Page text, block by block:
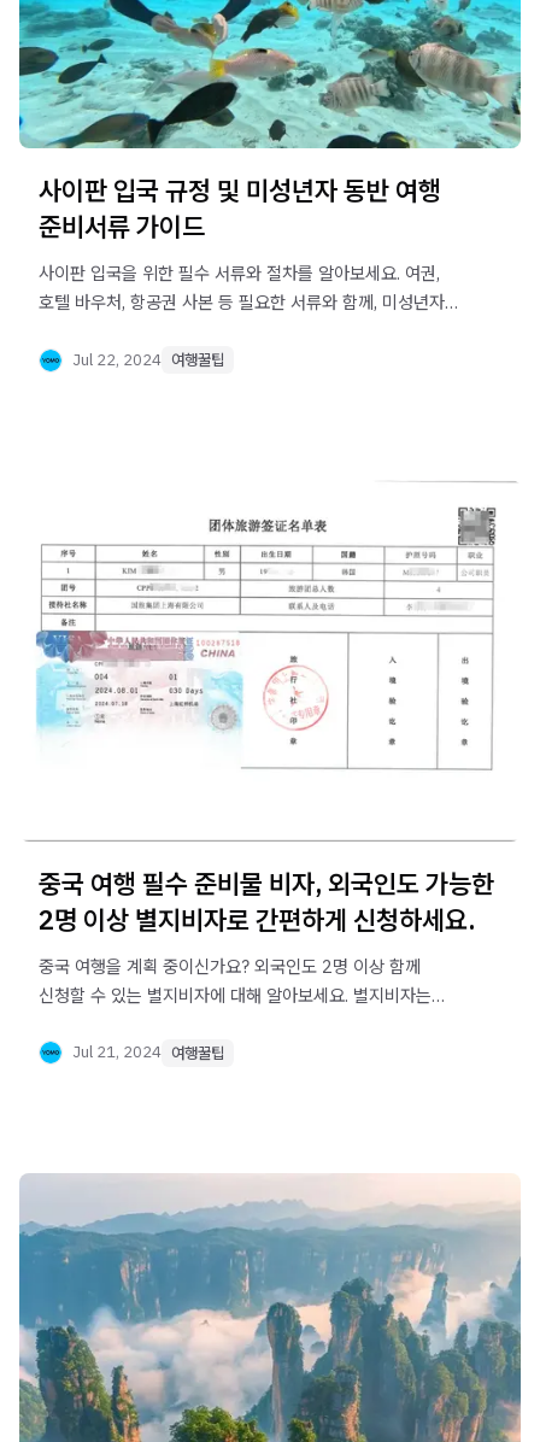
사이판 입국 규정 및 미성년자 동반 여행
준비서류 가이드
사이판 입국을 위한 필수 서류와 절차를 알아보세요. 여권,
호텔 바우처, 항공권 사본 등 필요한 서류와 함께, 미성년자가
안내해드립니다. 쉽게 이해할 수 있는 가이드로 안전하고
Jul 22, 2024 여행꿀팁
중국 여행 필수 준비물 비자, 외국인도 가능한
2명 이상 별지비자로 간편하게 신청하세요.
중국 여행을 계획 중이신가요? 외국인도 2명 이상 함께
신청할 수 있는 별지비자에 대해 알아보세요. 별지비자는
관광비자의 일종으로, 간편하게 비자를 신청할 수 있는
Jul 21, 2024 여행꿀팁